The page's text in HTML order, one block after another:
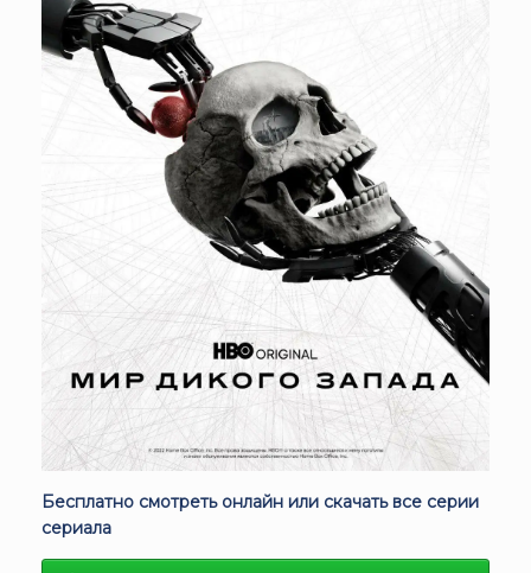
Бесплатно смотреть онлайн или скачать все серии
сериала